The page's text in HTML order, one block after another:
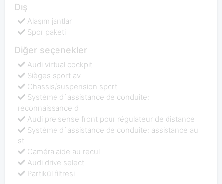
Dış
Alaşım jantlar
Spor paketi
Diğer seçenekler
Audi virtual cockpit
Sièges sport av
Chassis/suspension sport
Système d`assistance de conduite:
reconnaissance d
Audi pre sense front pour régulateur de distance
Système d`assistance de conduite: assistance au
st
Caméra aide au recul
Audi drive select
Partikül filtresi